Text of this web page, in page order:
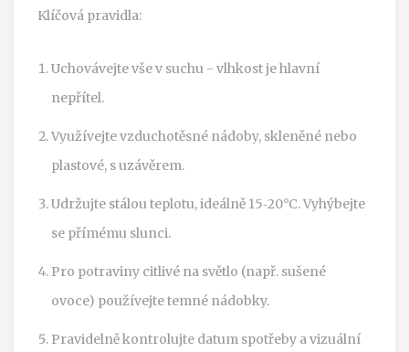
Klíčová pravidla:
Uchovávejte vše v suchu - vlhkost je hlavní
nepřítel.
Využívejte vzduchotěsné nádoby, skleněné nebo
plastové, s uzávěrem.
Udržujte stálou teplotu, ideálně 15‑20°C. Vyhýbejte
se přímému slunci.
Pro potraviny citlivé na světlo (např. sušené
ovoce) používejte temné nádobky.
Pravidelně kontrolujte datum spotřeby a vizuální